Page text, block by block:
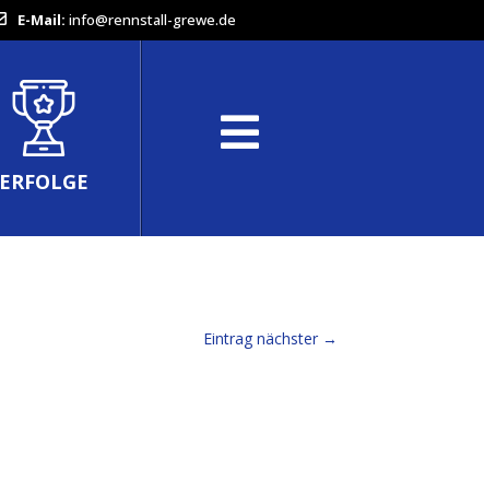
E-Mail: info@rennstall-grewe.de
ERFOLGE
Eintrag nächster→